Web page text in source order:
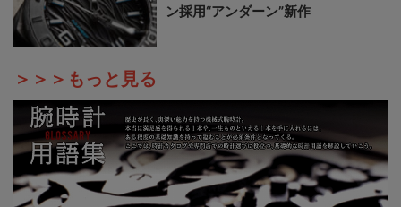
ン採用“アンダーン”新作
＞＞＞もっと見る